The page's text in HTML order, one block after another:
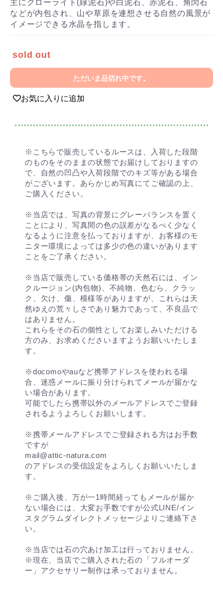
主にクローライト(緑泥石)や白泥石、赤泥石、角閃石
などが内包され、山や草原を連想させる自然の風景が
イメージできる水晶を指します。
sold out
ただいま品切れ中です。
お気に入りに追加
※こちらで販売しているルースは、入荷した段階
のものをそのままの状態でお届けしておりますの
で、自然の凹凸や入荷段階でのキズ等がある場合
がございます。あらかじめ写真にてご確認の上、
ご購入ください。
※当店では、写真の背景にグレーバランスを置く
ことにより、写真間の色の誤差がなるべく少なく
なるように注意を払っておりますが、お客様のモ
ニター環境によっては多少の色の違いがあります
ことをご了承ください。
※当店で販売している価格帯の天然石には、イン
クルージョン(内包物)、不純物、色むら、クラッ
ク、欠け、傷、模様等がありますが、これらは天
然ゆえの荒々しさであり魅力であって、不良品で
はありません。
これらをその石の個性としてお楽しみいただける
方のみ、お求めくださいますようお願いいたしま
す。
※docomoやauなど携帯アドレスを使われる場
合、迷惑メールに振り分けられてメールが届かな
い場合があります。
可能でしたら携帯以外のメールアドレスでご登録
されるようよろしくお願いします。
※携帯メールアドレスでご登録される方はお手数
ですが
mail@attic-natura.com
のアドレスの受信設定をよろしくお願いいたしま
す。
※ご購入後、万が一1時間経ってもメールが届か
ない場合には、大変お手数ですが公式LINE/イン
スタグラムダイレクトメッセージよりご連絡下さ
い。
※当店では石の穴あけ加工は行っておりません。
※現在、当店でご購入された石の「フルオーダ
ー」アクセサリー制作は承っておりません。